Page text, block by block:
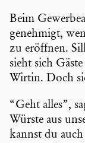
Beim
genehmigt,
zu eröffnen.
sieht sich
Wirtin. Doch
“Geht alles”,
Würste aus
kannst du